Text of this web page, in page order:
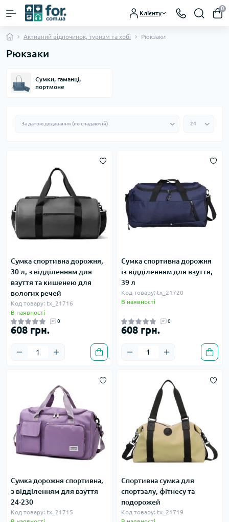
Клієнту
0
Активний відпочинок, туризм та хобі Рюкзаки
Рюкзаки
Сумки, гаманці,
портмоне
Сумка спортивна дорожня,
30 л, з відділенням для
взуття та кишенею для
вологих речей
Код товару: tx_21716
В наявності
0
608 грн.
Сумка спортивна дорожня
із відділенням для взуття,
39 л
Код товару: tx_21720
В наявності
0
608 грн.
Сумка дорожня спортивна,
з відділенням для взуття
24-230
Код товару: tx_21715
Спортивна сумка для
спортзалу, фітнесу та
подорожей
Код товару: tx_21719